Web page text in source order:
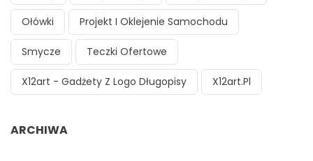
Ołówki Projekt I Oklejenie Samochodu
Smycze Teczki Ofertowe
X12art - Gadżety Z Logo Długopisy X12art.pl
ARCHIWA